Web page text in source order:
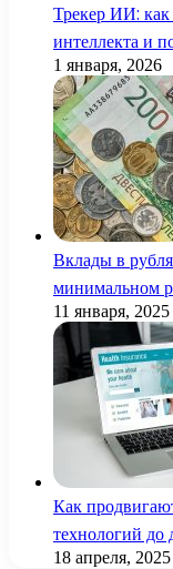
Трекер ИИ: как
интеллекта и
1 января, 2026
Вклады в
минимальном
11 января, 2025
Как
технологий до
18 апреля, 2025